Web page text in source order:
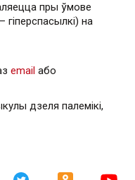
пры ўмове
гiперспасылкi) на
email або
дзеля палемікі,